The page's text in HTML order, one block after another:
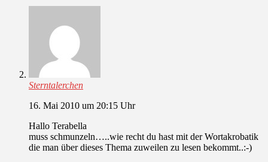
Sterntalerchen
16. Mai 2010 um 20:15 Uhr
Hallo Terabella
muss schmunzeln…..wie recht du hast mit der Wortakrobatik
die man über dieses Thema zuweilen zu lesen bekommt..:-)